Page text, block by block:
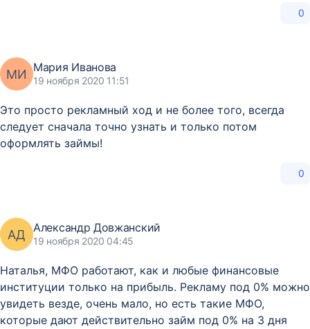
0
МИ Мария Иванова
19 ноября 2020 11:51
Это просто рекламный ход и не более того, всегда
следует сначала точно узнать и только потом
оформлять займы!
0
АД Александр Довжанский
19 ноября 2020 04:45
Наталья, МФО работают, как и любые финансовые
институции только на прибыль. Рекламу под 0% можно
увидеть везде, очень мало, но есть такие МФО,
которые дают действительно займ под 0% на 3 дня